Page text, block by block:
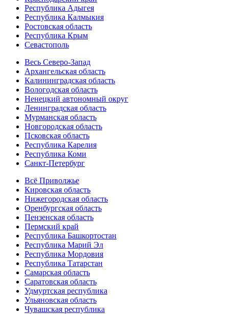
Республика Адыгея
Республика Калмыкия
Ростовская область
Республика Крым
Севастополь
Весь Северо-Запад
Архангельская область
Калининградская область
Вологодская область
Ненецкий автономный округ
Ленинградская область
Мурманская область
Новгородская область
Псковская область
Республика Карелия
Республика Коми
Санкт-Петербург
Всё Приволжье
Кировская область
Нижегородская область
Оренбургская область
Пензенская область
Пермский край
Республика Башкортостан
Республика Марий Эл
Республика Мордовия
Республика Татарстан
Самарская область
Саратовская область
Удмуртская республика
Ульяновская область
Чувашская республика